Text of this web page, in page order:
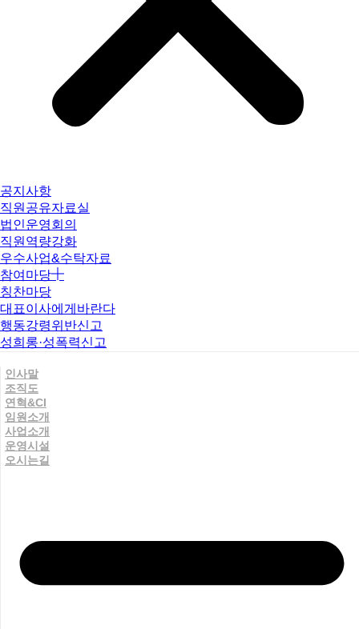
공지사항
직원공유자료실
법인운영회의
직원역량강화
우수사업&수탁자료
참여마당
칭찬마당
대표이사에게바란다
행동강령위반신고
성희롱·성폭력신고
인사말
조직도
연혁&CI
임원소개
사업소개
운영시설
오시는길